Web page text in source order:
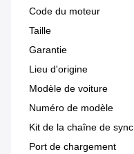
Code du moteur
Taille
Garantie
Lieu d'origine
Modèle de voiture
Numéro de modèle
Kit de la chaîne de
Port de chargement